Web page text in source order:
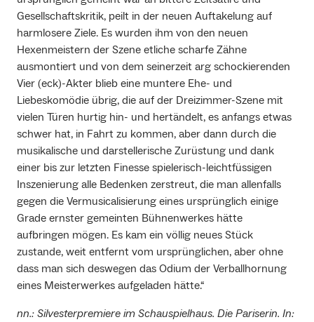
Gesellschaftskritik, peilt in der neuen Auftakelung auf
harmlosere Ziele. Es wurden ihm von den neuen
Hexenmeistern der Szene etliche scharfe Zähne
ausmontiert und von dem seinerzeit arg schockierenden
Vier (eck)-Akter blieb eine muntere Ehe- und
Liebeskomödie übrig, die auf der Dreizimmer-Szene mit
vielen Türen hurtig hin- und hertändelt, es anfangs etwas
schwer hat, in Fahrt zu kommen, aber dann durch die
musikalische und darstellerische Zurüstung und dank
einer bis zur letzten Finesse spielerisch-leichtfüssigen
Inszenierung alle Bedenken zerstreut, die man allenfalls
gegen die Vermusicalisierung eines ursprünglich einige
Grade ernster gemeinten Bühnenwerkes hätte
aufbringen mögen. Es kam ein völlig neues Stück
zustande, weit entfernt vom ursprünglichen, aber ohne
dass man sich deswegen das Odium der Verballhornung
eines Meisterwerkes aufgeladen hätte.“
nn.: Silvesterpremiere im Schauspielhaus. Die Pariserin. In: